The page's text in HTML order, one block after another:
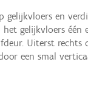
gelijkvloers en
gelijkvloers één
Uiterst rechts
een smal